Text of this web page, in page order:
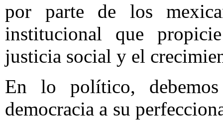
por parte de los
institucional que
justicia social y el
En lo político,
democracia a su